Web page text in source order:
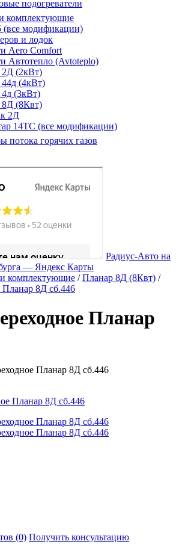
подогреватели
комплектующие
(все модификации)
и лодок
Aero Comfort
Автотепло (Avtoteplo)
2Д (2кВт)
(4кВт)
(3кВт)
8Д (8Квт)
2Д
14ТС (все модификации)
потока горячих газов
Радиус-Авто на
— Яндекс Карты
и комплектующие /Планар 8Д (8Квт) /
Планар 8Д сб.446
Планар
(0) Получить консультацию